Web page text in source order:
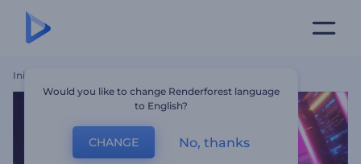
Inicio
Would you like to change Renderforest language
to English?
CHANGE No, thanks